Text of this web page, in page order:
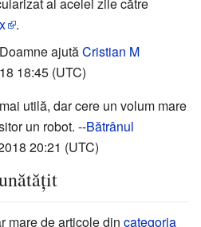
.
ajutăCristian M
18:45 (UTC)
utilă, dar cere un volum mare
un robot. --Bătrânul
20:21 (UTC)
mare de articole din categoria